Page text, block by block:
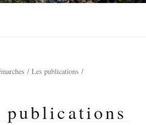
Les publications
publications